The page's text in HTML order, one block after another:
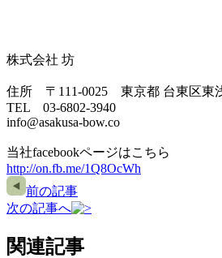
株式会社 坊
住所 〒111-0025 東京都 台東区東
TEL 03-6802-3940
info@asakusa-bow.co
当社facebookページはこちら
http://on.fb.me/1Q8OcWh
前の記事
次の記事へ
関連記事